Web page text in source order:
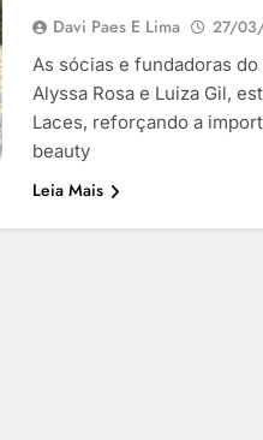
Davi Paes E Lima 27/
As sócias e fundadoras
Alyssa Rosa e Luiza Gil,
Laces, reforçando a
beauty
Leia Mais